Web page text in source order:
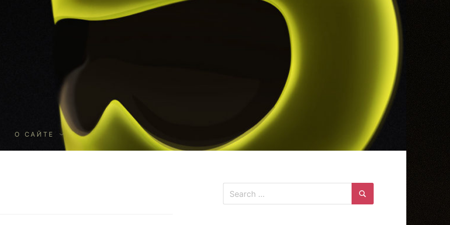
О САЙТЕ
Search
for:
Search